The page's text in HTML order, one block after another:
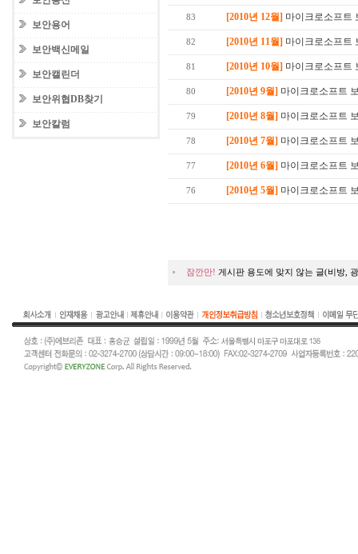
보안용어
보안백신메일
보안캘린더
보안위협DB찾기
보안칼럼
83 [2010년 12월] 마이크로소프트
82 [2010년 11월] 마이크로소프트
81 [2010년 10월] 마이크로소프트
80 [2010년 9월] 마이크로소프트
79 [2010년 8월] 마이크로소프트
78 [2010년 7월] 마이크로소프트
77 [2010년 6월] 마이크로소프트
76 [2010년 5월] 마이크로소프트
잠깐만! 게시판 용도에 맞지 않는 글(비방,